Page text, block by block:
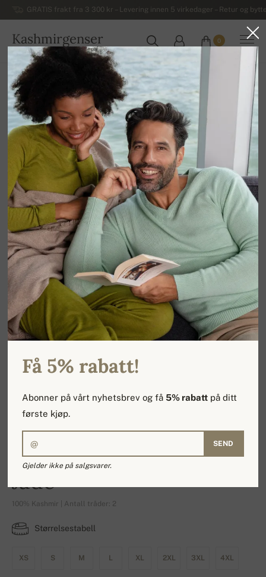
GRATIS frakt fra 3 300 kr – Levering innen 5 virkedager – Retur og
Kashmirgenser
NORGE
0
Hjem
Luksuriøse damegensere i kashmir
Damegensere i kashmir med høy hals
Jade
100% Kashmir | Antall tråder: 2
Størrelsestabell
XS S M L XL 2XL 3XL 4XL
Få 5% rabatt!
Abonner på vårt nyhetsbrev og få5% rabatt på ditt
første kjøp.
SEND
Gjelder ikke på salgsvarer.